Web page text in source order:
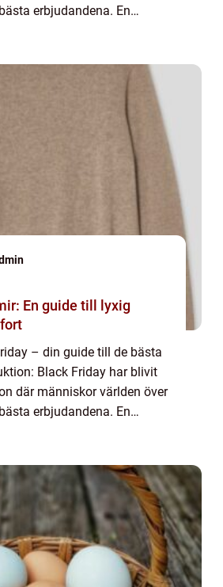
erbjudandena. En
En guide till lyxig
– din guide till de bästa
Black Friday har blivit
där människor världen över
erbjudandena. En